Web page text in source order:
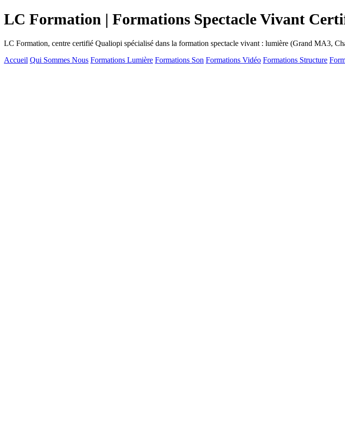
LC Formation | Formations Spectacle Vivant
LC Formation, centre certifié Qualiopi spécialisé dans la formation spectacle vivant : lumière (Grand MA3,
Accueil Qui Sommes Nous Formations Lumière Formations Son Formations Vidéo Formations Structure